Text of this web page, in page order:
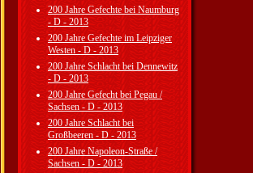
200 Jahre Gefechte bei Naumburg
- D - 2013
200 Jahre Gefechte im Leipziger
Westen - D - 2013
200 Jahre Schlacht bei Dennewitz
- D - 2013
200 Jahre Gefecht bei Pegau /
Sachsen - D - 2013
200 Jahre Schlacht bei
Großbeeren - D - 2013
200 Jahre Napoleon-Straße /
Sachsen - D - 2013